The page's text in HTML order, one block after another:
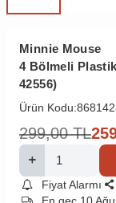
Minnie Mouse
4 Bölmeli
42556)
Ürün Kodu:
299,00 TL
Fiyat Alarmı
En geç 10